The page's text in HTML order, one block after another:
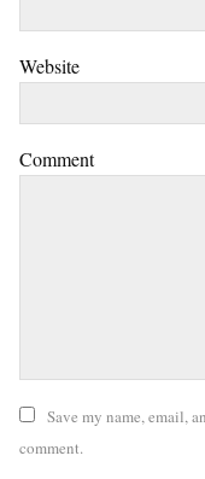
Website
Comment
Save my name, email,
comment.